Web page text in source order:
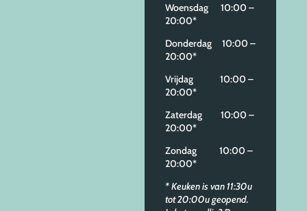
Woensdag 10:00 –
20:00*
Donderdag 10:00 –
20:00*
Vrijdag 10:00 –
20:00*
Zaterdag 10:00 –
20:00*
Zondag 10:00 –
20:00*
* Keuken is van 11:30u
tot 20:00u geopend.